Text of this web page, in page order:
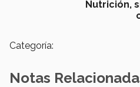
Nutrición,
Categoría:
Notas